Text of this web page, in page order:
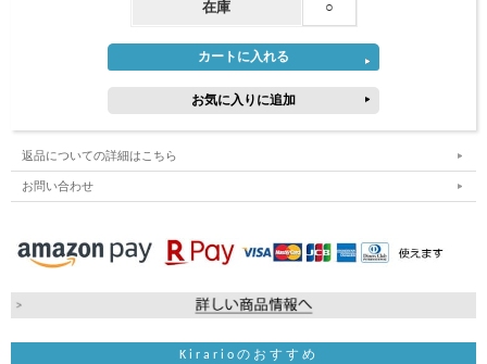
在庫 ○
返品についての詳細はこちら
お問い合わせ
Kirarioのおすすめ